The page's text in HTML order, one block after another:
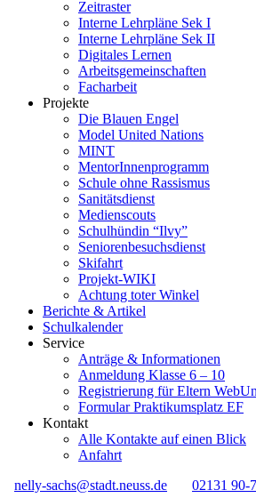
Zeitraster
Interne Lehrpläne Sek I
Interne Lehrpläne Sek II
Digitales Lernen
Arbeitsgemeinschaften
Facharbeit
Projekte
Die Blauen Engel
Model United Nations
MINT
MentorInnenprogramm
Schule ohne Rassismus
Sanitätsdienst
Medienscouts
Schulhündin “Ilvy”
Seniorenbesuchsdienst
Skifahrt
Projekt-WIKI
Achtung toter Winkel
Berichte & Artikel
Schulkalender
Service
Anträge & Informationen
Anmeldung Klasse 6 – 10
Registrierung für Eltern
Formular Praktikumsplatz EF
Kontakt
Alle Kontakte auf einen Blick
Anfahrt
nelly-sachs@stadt.neuss.de
02131 90-